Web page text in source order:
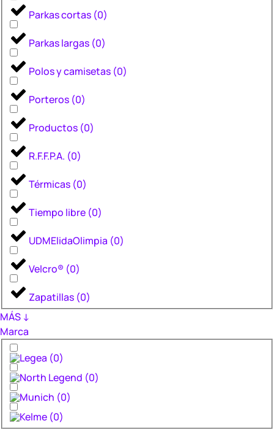
Parkas cortas (0)
Parkas largas (0)
Polos y camisetas (0)
Porteros (0)
Productos (0)
R.F.F.P.A. (0)
Térmicas (0)
Tiempo libre (0)
UDMElidaOlimpia (0)
Velcro® (0)
Zapatillas (0)
MÁS ↓
Marca
(0)
(0)
(0)
(0)